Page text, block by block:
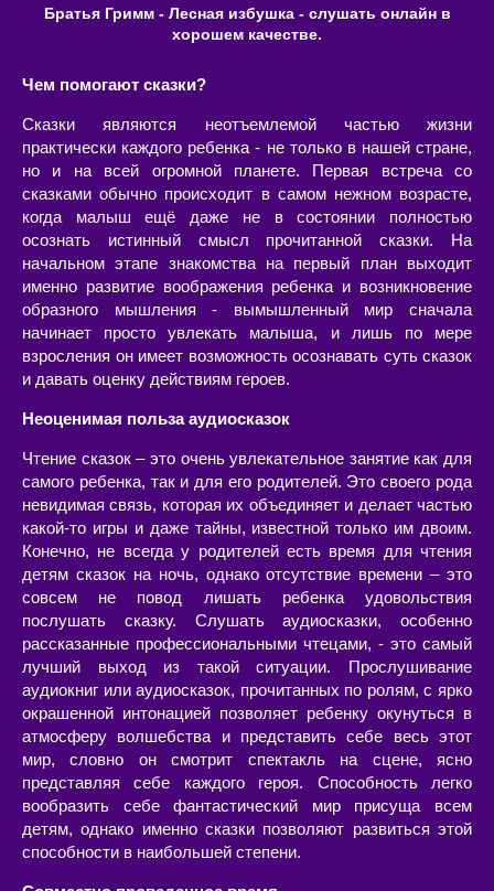
Братья Гримм - Лесная избушка - слушать онлайн в
хорошем качестве.
Чем помогают сказки?
Сказки являются неотъемлемой частью жизни
практически каждого ребенка - не только в нашей стране,
но и на всей огромной планете. Первая встреча со
сказками обычно происходит в самом нежном возрасте,
когда малыш ещё даже не в состоянии полностью
осознать истинный смысл прочитанной сказки. На
начальном этапе знакомства на первый план выходит
именно развитие воображения ребенка и возникновение
образного мышления - вымышленный мир сначала
начинает просто увлекать малыша, и лишь по мере
взросления он имеет возможность осознавать суть сказок
и давать оценку действиям героев.
Неоценимая польза аудиосказок
Чтение сказок – это очень увлекательное занятие как для
самого ребенка, так и для его родителей. Это своего рода
невидимая связь, которая их объединяет и делает частью
какой-то игры и даже тайны, известной только им двоим.
Конечно, не всегда у родителей есть время для чтения
детям сказок на ночь, однако отсутствие времени – это
совсем не повод лишать ребенка удовольствия
послушать сказку. Слушать аудиосказки, особенно
рассказанные профессиональными чтецами, - это самый
лучший выход из такой ситуации. Прослушивание
аудиокниг или аудиосказок, прочитанных по ролям, с ярко
окрашенной интонацией позволяет ребенку окунуться в
атмосферу волшебства и представить себе весь этот
мир, словно он смотрит спектакль на сцене, ясно
представляя себе каждого героя. Способность легко
вообразить себе фантастический мир присуща всем
детям, однако именно сказки позволяют развиться этой
способности в наибольшей степени.